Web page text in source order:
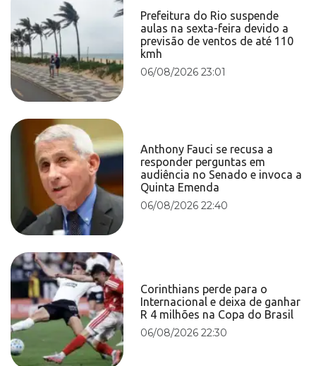
Prefeitura do Rio suspende
aulas na sexta-feira devido a
previsão de ventos de até 110
kmh
06/08/2026 23:01
Anthony Fauci se recusa a
responder perguntas em
audiência no Senado e invoca a
Quinta Emenda
06/08/2026 22:40
Corinthians perde para o
Internacional e deixa de ganhar
R 4 milhões na Copa do Brasil
06/08/2026 22:30